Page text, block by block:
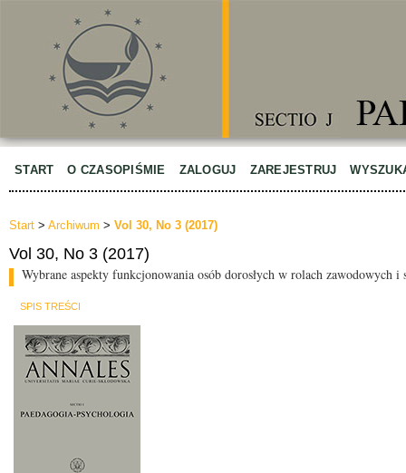
START O CZASOPIŚMIE ZALOGUJ ZAREJESTRUJ
Start > Archiwum > Vol 30, No 3 (2017)
Vol 30, No 3 (2017)
Wybrane aspekty funkcjonowania osób dorosłych w rolach zawodowych i
SPIS TREŚCI